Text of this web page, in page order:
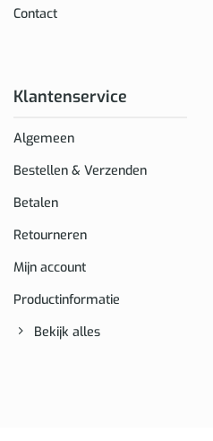
Contact
Klantenservice
Algemeen
Bestellen & Verzenden
Betalen
Retourneren
Mijn account
Productinformatie
Bekijk alles